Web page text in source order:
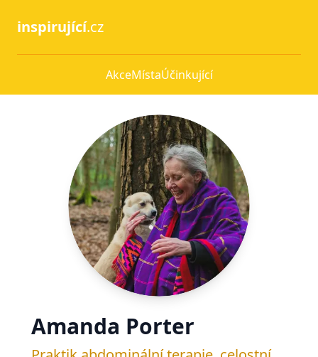
inspirující.cz
AkceMístaÚčinkující
Amanda Porter